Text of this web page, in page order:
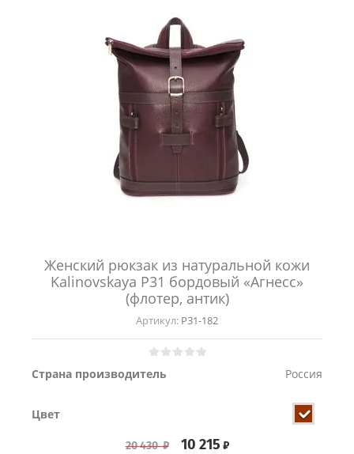
Женский рюкзак из натуральной кожи
Kalinovskaya Р31 бордовый «Агнесс»
(флотер, антик)
Артикул: Р31-182
Страна производитель Россия
Цвет
20 430₽ 10 215 ₽